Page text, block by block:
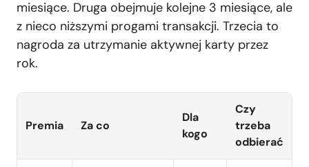
miesiące. Druga obejmuje kolejne 3 miesiące, ale
z nieco niższymi progami transakcji. Trzecia to
nagroda za utrzymanie aktywnej karty przez
rok.
Premia Za co
Dla
kogo
Czy
trzeba
odbierać